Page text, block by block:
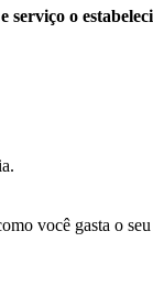
o
você gasta o